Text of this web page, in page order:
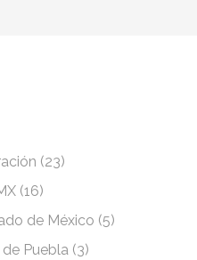
(23)
(16)
de México (5)
Puebla (3)